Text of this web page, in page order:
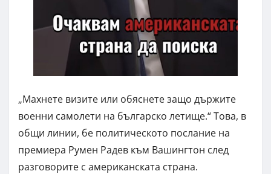
„Махнете визите или обяснете защо държите
военни самолети на българско летище.“ Това, в
общи линии, бе политическото послание на
премиера Румен Радев към Вашингтон след
разговорите с американската страна.